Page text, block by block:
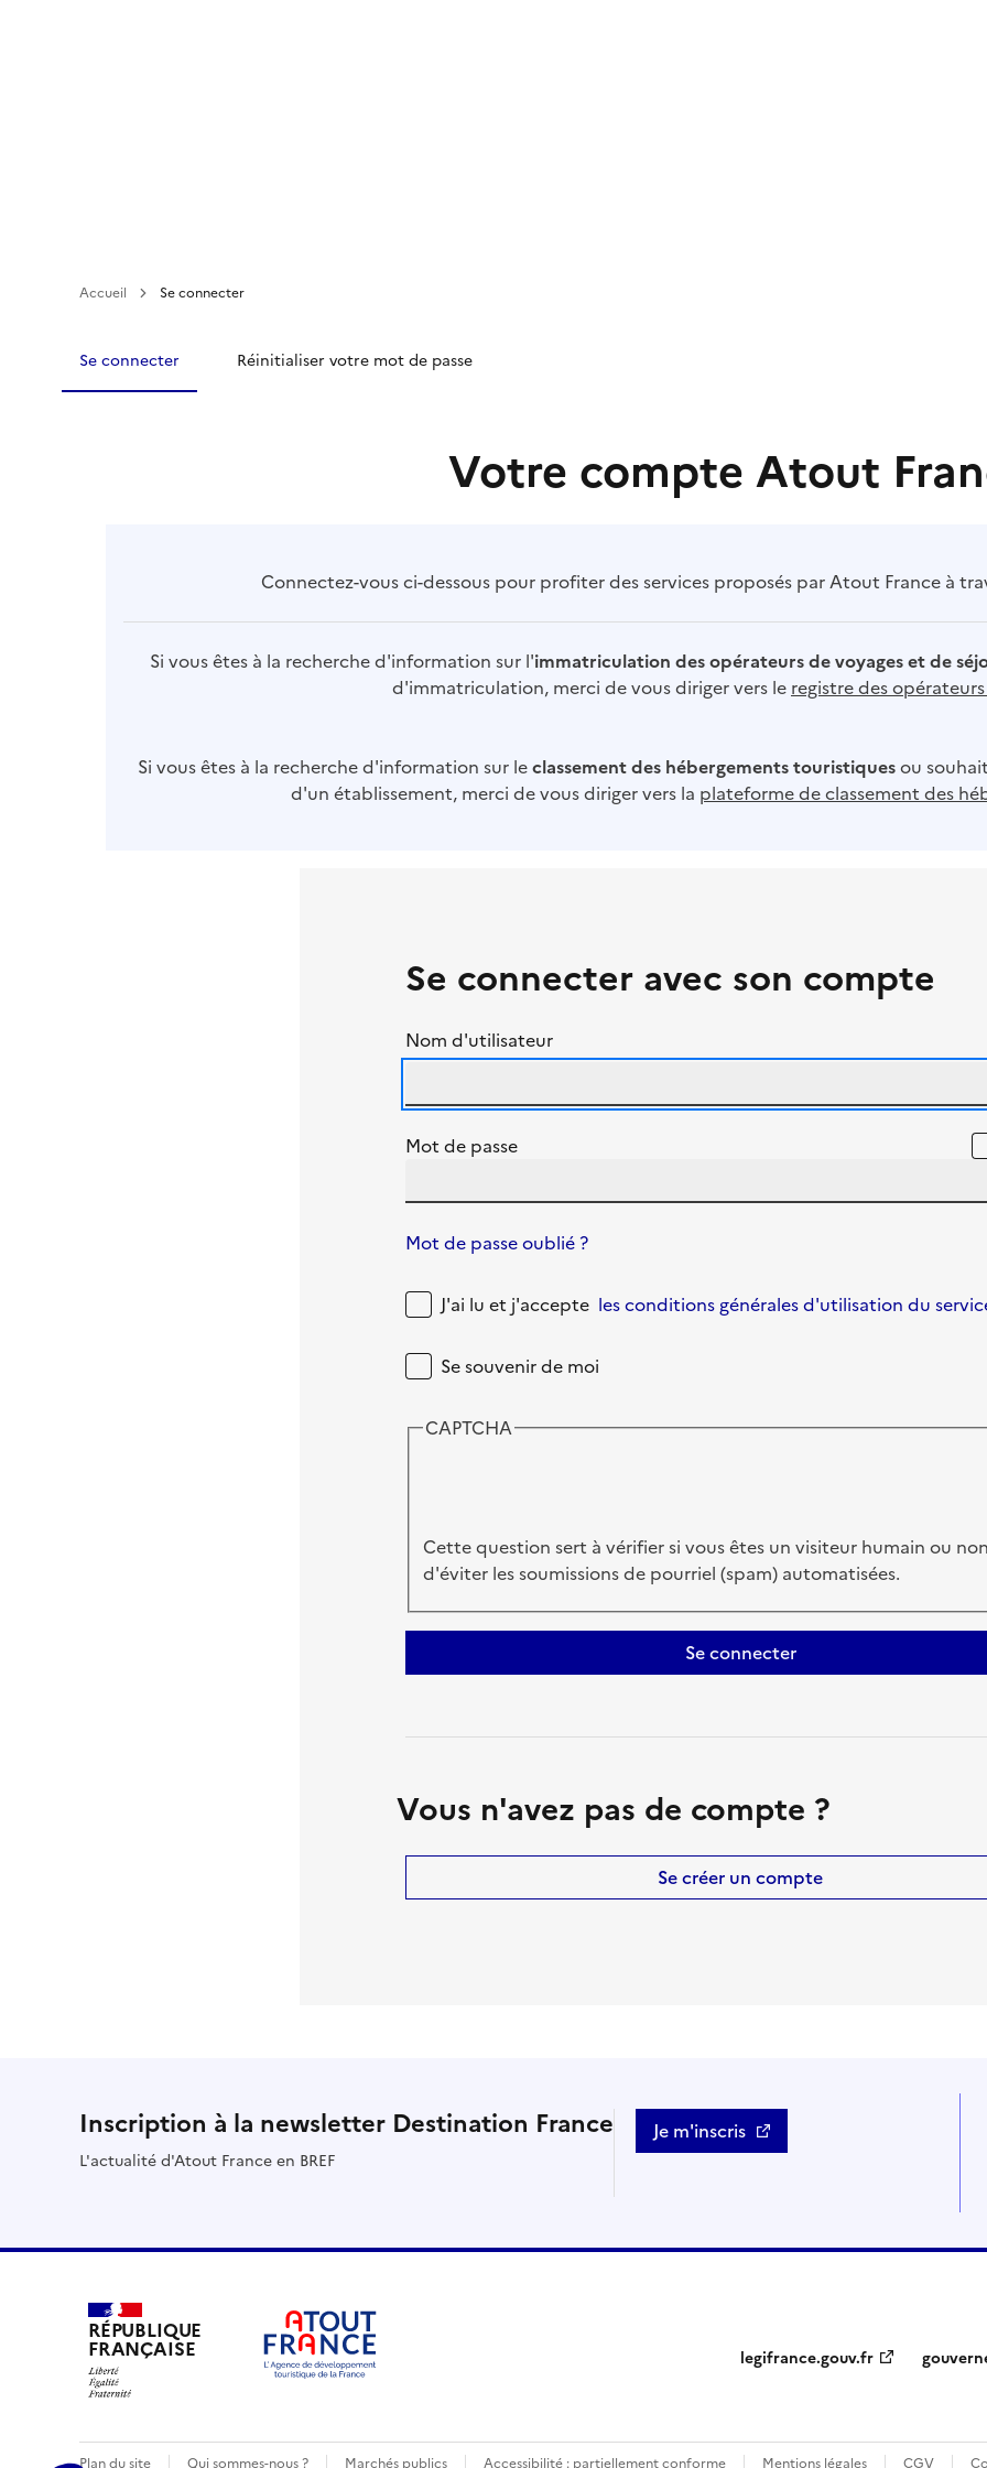
Accueil Se connecter
Se connecter Réinitialiser votre mot de passe
Votre compte Atout
Connectez-vous ci-dessous pour profiter des services proposés par Atout France à
Si vous êtes à la recherche d'information sur l'immatriculation des opérateurs de voyages et de
d'immatriculation, merci de vous diriger vers le registre des
Si vous êtes à la recherche d'information sur leclassement des hébergements touristiquesou
d'un établissement, merci de vous diriger vers la plateforme de classement des
Se connecter avec son compte
Nom d'utilisateur
Mot de passe
Mot de passe oublié ?
J'ai lu et j'accepte les conditions générales d'utilisation du
Se souvenir de moi
CAPTCHA
Cette question sert à vérifier si vous êtes un visiteur humain ou
d'éviter les soumissions de pourriel (spam) automatisées.
Se connecter
Vous n'avez pas de compte ?
Se créer un compte
Inscription à la newsletter Destination France
L'actualité d'Atout France en BREF
Je m'inscris
RÉPUBLIQUE
FRANÇAISE legifrance.gouv.fr
Plan du site Qui sommes-nous ? Marchés publics Accessibilité : partiellement conforme Mentions légales CGV